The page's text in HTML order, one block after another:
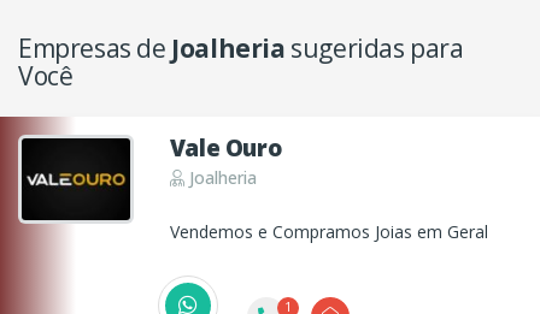
Empresas de Joalheria sugeridas para
Você
Vale Ouro
Joalheria
Vendemos e Compramos Joias em Geral
1